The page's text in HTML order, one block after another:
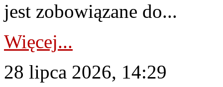
jest zobowiązane do...
Więcej...
28 lipca 2026, 14:29